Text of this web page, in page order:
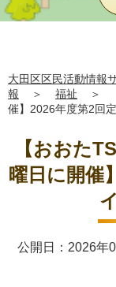
大田区区民活動情報
報
＞ 福祉 ＞
催】2026年度第2回
【おおた
曜日に開催
公開日：2026年